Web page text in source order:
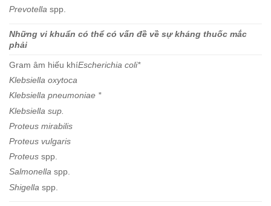
Prevotella spp.
Những vi khuẩn có thể có vấn đề về sự kháng thuốc mắc
phải
Gram âm hiếu khíEscherichia coli*
Klebsiella oxytoca
Klebsiella pneumoniae *
Klebsiella sup.
Proteus mirabilis
Proteus vulgaris
Proteus spp.
Salmonella spp.
Shigella spp.